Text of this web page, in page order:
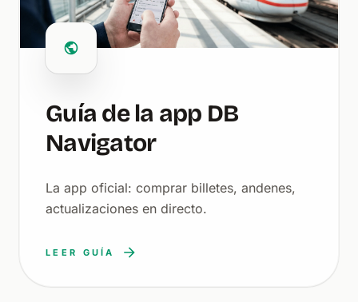
Guía de la app DB
Navigator
La app oficial: comprar billetes, andenes,
actualizaciones en directo.
LEER GUÍA